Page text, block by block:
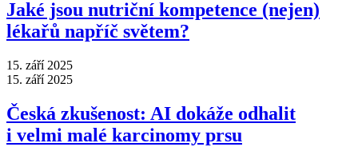
Jaké jsou nutriční kompetence (nejen)
lékařů napříč světem?
15. září 2025
15. září 2025
Česká zkušenost: AI dokáže odhalit
i velmi malé karcinomy prsu